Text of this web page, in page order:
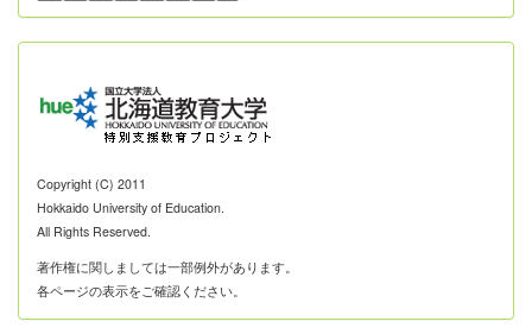
Copyright (C) 2011
Hokkaido University of Education.
All Rights Reserved.
著作権に関しましては一部例外があります。
各ページの表示をご確認ください。